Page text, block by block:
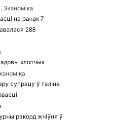
Эканоміка
на ранак 7
288
хлопчык
супрацу ў галіне
рэкорд жніўня ў